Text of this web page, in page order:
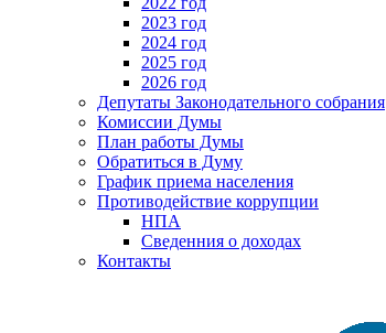
2023 год
2024 год
2025 год
2026 год
Депутаты Законодательного собрания
Комиссии Думы
План работы Думы
Обратиться в Думу
График приема населения
Противодействие коррупции
НПА
Сведенния о доходах
Контакты